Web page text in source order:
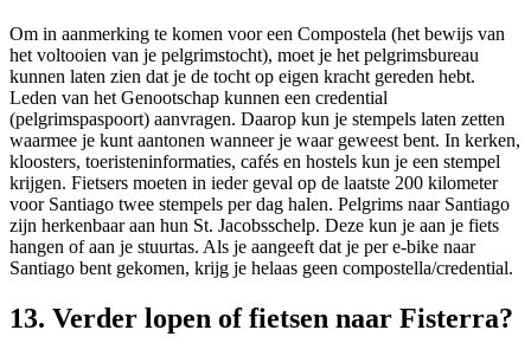
Om in aanmerking te komen voor een Compostela (het bewijs van
het voltooien van je pelgrimstocht), moet je het pelgrimsbureau
kunnen laten zien dat je de tocht op eigen kracht gereden hebt.
Leden van het Genootschap kunnen een credential
(pelgrimspaspoort) aanvragen. Daarop kun je stempels laten zetten
waarmee je kunt aantonen wanneer je waar geweest bent. In kerken,
kloosters, toeristeninformaties, cafés en hostels kun je een stempel
krijgen. Fietsers moeten in ieder geval op de laatste 200 kilometer
voor Santiago twee stempels per dag halen. Pelgrims naar Santiago
zijn herkenbaar aan hun St. Jacobsschelp. Deze kun je aan je fiets
hangen of aan je stuurtas. Als je aangeeft dat je per e-bike naar
Santiago bent gekomen, krijg je helaas geen compostella/credential.
13. Verder lopen of fietsen naar Fisterra?